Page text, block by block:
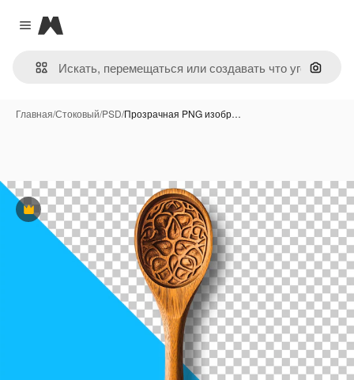
Close menu
Magnific
Поиск
Главная/Стоковый/PSD/Прозрачная PNG изобр…
Премиум